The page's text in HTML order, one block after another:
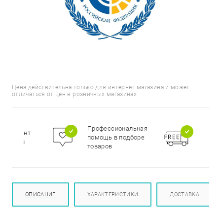
Цена действительна только для интернет-магазина и может
отличаться от цен в розничных магазинах
Профессиональная
помощь в подборе
товаров
ОПИСАНИЕ ХАРАКТЕРИСТИКИ ДОСТАВКА